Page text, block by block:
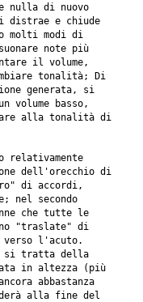
nulla di nuovo
distrae e chiude
molti modi di
note più
il volume,
tonalità; Di
generata, si
volume basso,
alla tonalità di
relativamente
dell'orecchio di
di accordi,
nel secondo
che tutte le
"traslate" di
verso l'acuto.
si tratta della
in altezza (più
abbastanza
alla fine del